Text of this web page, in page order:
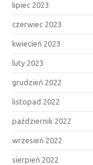
lipiec 2023
czerwiec 2023
kwiecień 2023
luty 2023
grudzień 2022
listopad 2022
październik 2022
wrzesień 2022
sierpień 2022